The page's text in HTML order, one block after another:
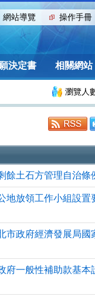
網站導覽 操作手冊
決定書 相關網站
瀏覽人
餘土石方管理自治條
地放領工作小組設置
市政府經濟發展局國
府一般性補助款基本